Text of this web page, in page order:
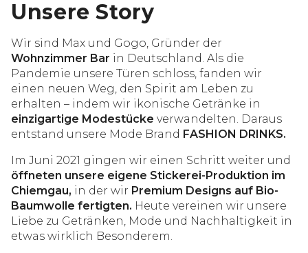
Unsere Story
Wir sind Max und Gogo, Gründer der
Wohnzimmer Bar in Deutschland. Als die
Pandemie unsere Türen schloss, fanden wir
einen neuen Weg, den Spirit am Leben zu
erhalten – indem wir ikonische Getränke in
einzigartige Modestücke verwandelten. Daraus
entstand unsere Mode Brand FASHION DRINKS.
Im Juni 2021 gingen wir einen Schritt weiter und
öffneten unsere eigene Stickerei-Produktion im
Chiemgau, in der wir Premium Designs auf Bio-
Baumwolle fertigten. Heute vereinen wir unsere
Liebe zu Getränken, Mode und Nachhaltigkeit in
etwas wirklich Besonderem.